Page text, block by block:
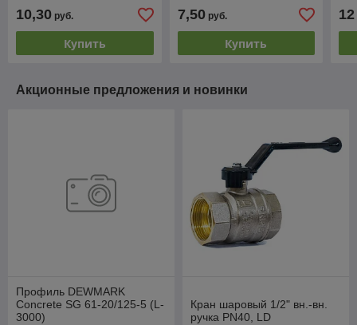
10,30 руб.
Купить
7,50руб.
Купить
12
Акционные предложения и новинки
Профиль DEWMARK
Concrete SG 61-20/125-5 (L-
3000)
Кран шаровый 1/2" вн.-вн.
ручка PN40, LD